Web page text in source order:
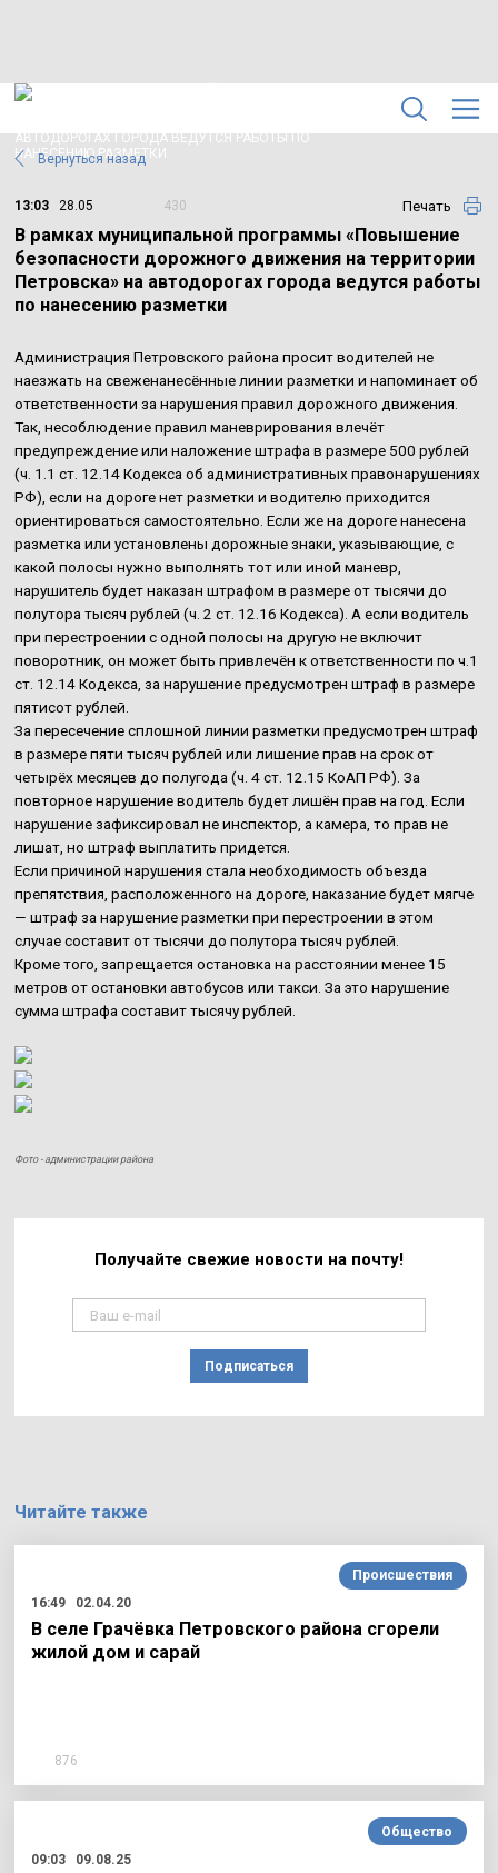
Вернуться назад
13:03 28.05 430 Печать
В рамках муниципальной программы «Повышение
безопасности дорожного движения на территории
Петровска» на автодорогах города ведутся работы
по нанесению разметки
Администрация Петровского района просит водителей не
наезжать на свеженанесённые линии разметки и напоминает об
ответственности за нарушения правил дорожного движения.
Так, несоблюдение правил маневрирования влечёт
предупреждение или наложение штрафа в размере 500 рублей
(ч. 1.1 ст. 12.14 Кодекса об административных правонарушениях
РФ), если на дороге нет разметки и водителю приходится
ориентироваться самостоятельно. Если же на дороге нанесена
разметка или установлены дорожные знаки, указывающие, с
какой полосы нужно выполнять тот или иной маневр,
нарушитель будет наказан штрафом в размере от тысячи до
полутора тысяч рублей (ч. 2 ст. 12.16 Кодекса). А если водитель
при перестроении с одной полосы на другую не включит
поворотник, он может быть привлечён к ответственности по ч.1
ст. 12.14 Кодекса, за нарушение предусмотрен штраф в размере
пятисот рублей.
За пересечение сплошной линии разметки предусмотрен штраф
в размере пяти тысяч рублей или лишение прав на срок от
четырёх месяцев до полугода (ч. 4 ст. 12.15 КоАП РФ). За
повторное нарушение водитель будет лишён прав на год. Если
нарушение зафиксировал не инспектор, а камера, то прав не
лишат, но штраф выплатить придется.
Если причиной нарушения стала необходимость объезда
препятствия, расположенного на дороге, наказание будет мягче
— штраф за нарушение разметки при перестроении в этом
случае составит от тысячи до полутора тысяч рублей.
Кроме того, запрещается остановка на расстоянии менее 15
метров от остановки автобусов или такси. За это нарушение
сумма штрафа составит тысячу рублей.
Фото - администрации района
Получайте свежие новости на почту!
Подписаться
Читайте также
Происшествия
16:49
02.04.20
В селе Грачёвка Петровского района сгорели
жилой дом и сарай
876
Общество
09:03
09.08.25